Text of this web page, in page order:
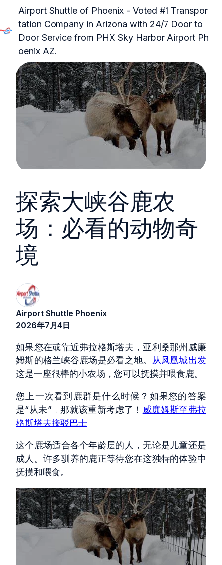
Airport Shuttle of Phoenix - Voted #1 Transpor
tation Company in Arizona with 24/7 Door to
Door Service from PHX Sky Harbor Airport Ph
oenix AZ.
探索大峡谷鹿农
场：必看的动物奇
境
Airport Shuttle Phoenix
2026年7月4日
如果您在或靠近弗拉格斯塔夫，亚利桑那州威廉
姆斯的格兰峡谷鹿场是必看之地。
从凤凰城出发
这是一座很棒的小农场，您可以抚摸并喂食鹿。
您上一次看到鹿群是什么时候？如果您的答案
是“从未”，那就该重新考虑了！ 威廉姆斯至弗拉
格斯塔夫接驳巴士
这个鹿场适合各个年龄层的人，无论是儿童还是
成人。许多驯养的鹿正等待您在这独特的体验中
抚摸和喂食。